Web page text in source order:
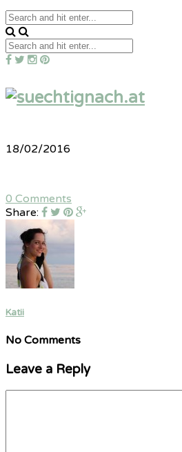
18/02/2016
0 Comments
Share:
Katii
No Comments
Leave a Reply